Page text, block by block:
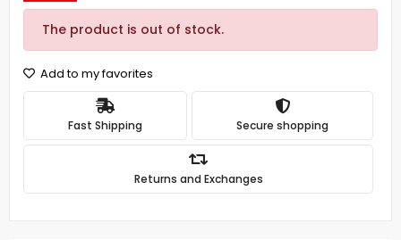
The product is out of stock.
Add to my favorites
Fast Shipping Secure shopping
Returns and Exchanges